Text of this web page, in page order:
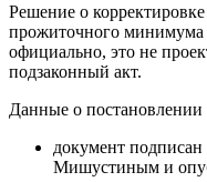
Решение о
прожиточного минимума
официально, это не
подзаконный акт.
Данные о
документ
Мишустиным и